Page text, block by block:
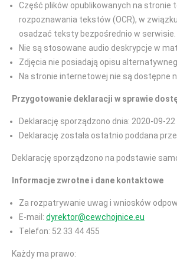
Część plików opublikowanych na stronie
rozpoznawania tekstów (OCR), w
osadzać teksty bezpośrednio w serwisie.
Nie są stosowane audio deskrypcje w
Zdjęcia nie posiadają opisu
Na stronie internetowej nie są dostępne
Przygotowanie deklaracji w sprawie
Deklarację sporządzono dnia: 2020-09-22
Deklarację została ostatnio poddana
Deklarację sporządzono na podstawie
Informacje zwrotne i dane kontaktowe
Za rozpatrywanie uwag i wniosków
E-mail: dyrektor@cewchojnice.eu
Telefon: 52 33 44 455
Każdy ma prawo: